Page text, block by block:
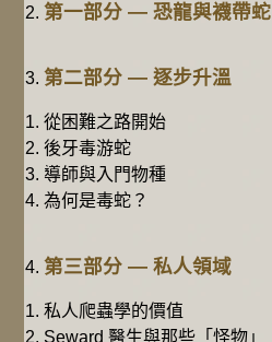
第一部分 — 恐龍與襪帶蛇
第二部分 — 逐步升溫
從困難之路開始
後牙毒游蛇
導師與入門物種
為何是毒蛇？
第三部分 — 私人領域
私人爬蟲學的價值
Seward 醫生與那些「怪物」